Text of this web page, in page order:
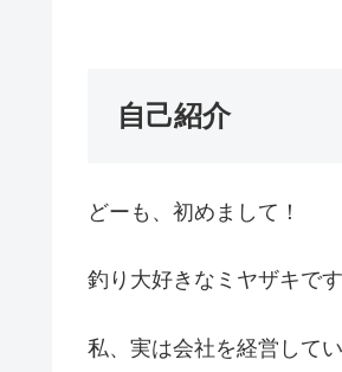
自己紹介
どーも、初めまして！
釣り大好きなミヤザキです
私、実は会社を経営して